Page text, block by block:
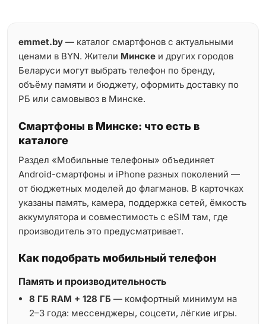
emmet.by — каталог смартфонов с актуальными
ценами в BYN. Жители Минске и других городов
Беларуси могут выбрать телефон по бренду,
объёму памяти и бюджету, оформить доставку по
РБ или самовывоз в Минске.
Смартфоны в Минске: что есть в
каталоге
Раздел «Мобильные телефоны» объединяет
Android-смартфоны и iPhone разных поколений —
от бюджетных моделей до флагманов. В карточках
указаны память, камера, поддержка сетей, ёмкость
аккумулятора и совместимость с eSIM там, где
производитель это предусматривает.
Как подобрать мобильный телефон
Память и производительность
8 ГБ RAM + 128 ГБ — комфортный минимум на
2–3 года: мессенджеры, соцсети, лёгкие игры.